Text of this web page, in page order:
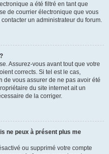
a été filtré en tant que
de courrier électronique que vous
un administrateur du forum.
Assurez-vous avant tout que votre
corrects. Si tel est le cas,
de vous assurer de ne pas avoir été
du site internet ait un
de la corriger.
ne peux à présent plus me
ou supprimé votre compte